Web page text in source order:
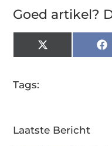
Goed artikel?
X
(Twitter)
Tags:
Laatste Bericht